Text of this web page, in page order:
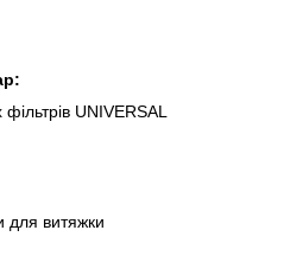
UNIVERSAL
для витяжки